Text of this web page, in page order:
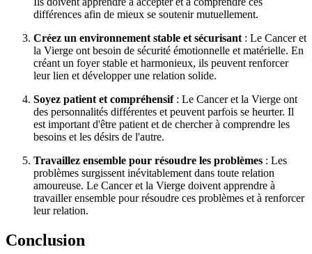
différences afin de mieux se soutenir mutuellement.
Créez un environnement stable et sécurisant : Le Cancer et
la Vierge ont besoin de sécurité émotionnelle et matérielle. En
créant un foyer stable et harmonieux, ils peuvent renforcer
leur lien et développer une relation solide.
Soyez patient et compréhensif: Le Cancer et la Vierge ont
des personnalités différentes et peuvent parfois se heurter. Il
est important d'être patient et de chercher à comprendre les
besoins et les désirs de l'autre.
Travaillez ensemble pour résoudre les problèmes : Les
problèmes surgissent inévitablement dans toute relation
amoureuse. Le Cancer et la Vierge doivent apprendre à
travailler ensemble pour résoudre ces problèmes et à renforcer
leur relation.
Conclusion